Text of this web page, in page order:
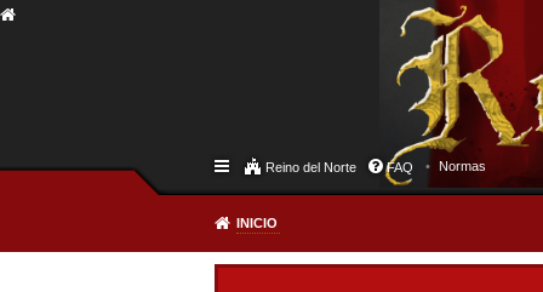
Reino del Norte FAQ Normas
INICIO